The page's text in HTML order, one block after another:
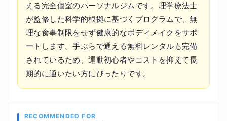
える完全個室のパーソナルジムです。理学療法士
が監修した科学的根拠に基づくプログラムで、無
理な食事制限をせず健康的なボディメイクをサポ
ートします。手ぶらで通える無料レンタルも完備
されているため、運動初心者やコストを抑えて長
期的に通いたい方にぴったりです。
RECOMMENDED FOR